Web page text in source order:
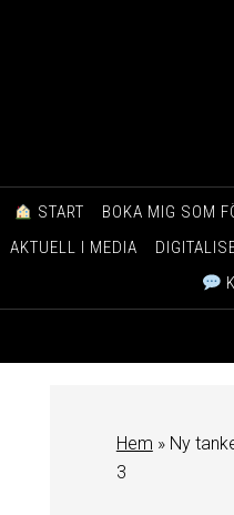
START BOKA MIG SOM
AKTUELL I MEDIA
Hem » Ny
3